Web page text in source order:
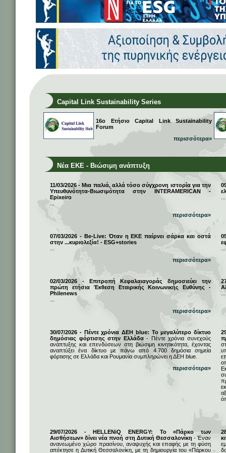
Capital Link Sustainability Series
16ο Ετήσιο Capital Link Sustainability
Forum
περισσότερα»
Νέα ΕΚΕ - Βιώσιμη ανάπτυξη
11/03/2026 - Μια παλιά, αλλά τόσο σύγχρονη ιστορία για την
Υπευθυνότητα-Βιωσιμότητα στην INTERAMERICAN -
Epixeiro
περισσότερα»
07/03/2026 - Be-Live: Όταν η ΕΚΕ παίρνει σάρκα και οστά
στην ...κυριολεξία! - ESG+stories
περισσότερα»
02/03/2026 - Επιτροπή Κεφαλαιαγοράς δημοσιεύει την
πρώτη ετήσια Έκθεση Εταιρικής Κοινωνικής Ευθύνης -
Philenews
περισσότερα»
30/07/2026 - Πέντε χρόνια ΔΕΗ blue: Το μεγαλύτερο δίκτυο
δημόσιας φόρτισης στην Ελλάδα- Πέντε χρόνια συνεχούς
ανάπτυξης και επενδύσεων στη βιώσιμη κινητικότητα, έχοντας
αναπτύξει ένα δίκτυο με πάνω από 4.700 δημόσια σημεία
φόρτισης σε Ελλάδα και Ρουμανία συμπληρώνει η ΔΕΗ blue.
περισσότερα»
29/07/2026 - HELLENiQ ENERGY: Το «Πάρκο των
Αισθήσεων» δίνει νέα πνοή στη Δυτική Θεσσαλονίκη - Έναν
ανανεωμένο χώρο πρασίνου, αναψυχής και επαφής με τη φύση
απέκτησε η Δυτική Θεσσαλονίκη, με τη δημιουργία του «Πάρκου